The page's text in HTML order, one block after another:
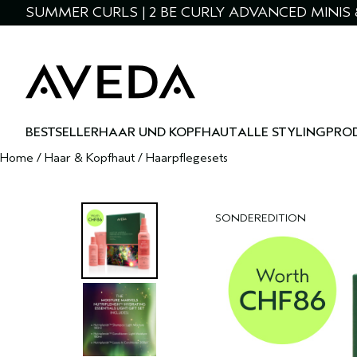
SUMMER CURLS | 2 BE CURLY ADVANCED
BESTSELLERHAAR UND KOPFHAUTALLE
Home / Haar & Kopfhaut / Haarpflegesets
SONDEREDITION